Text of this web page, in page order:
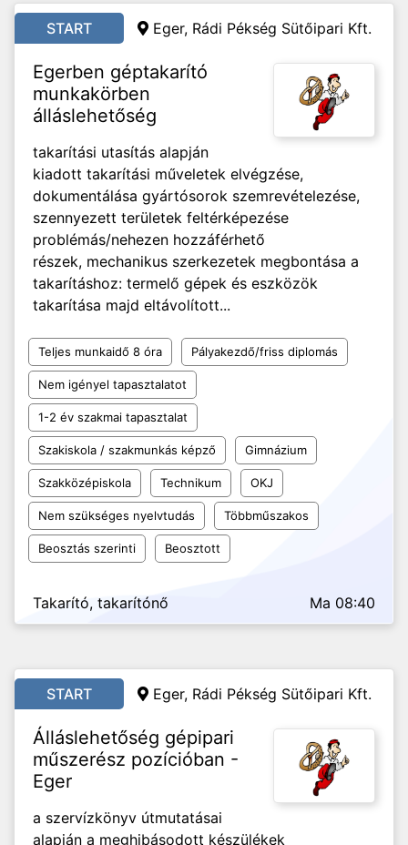
START Eger, Rádi Pékség Sütőipari Kft.
Egerben géptakarító
munkakörben
álláslehetőség
takarítási utasítás alapján
kiadott takarítási műveletek elvégzése,
dokumentálása gyártósorok szemrevételezése,
szennyezett területek feltérképezése
problémás/nehezen hozzáférhető
részek, mechanikus szerkezetek megbontása a
takarításhoz: termelő gépek és eszközök
takarítása majd eltávolított...
Teljes munkaidő 8 óra Pályakezdő/friss diplomás
Nem igényel tapasztalatot
1-2 év szakmai tapasztalat
Szakiskola / szakmunkás képző Gimnázium
Szakközépiskola Technikum OKJ
Nem szükséges nyelvtudás Többműszakos
Beosztás szerinti Beosztott
Takarító, takarítónő Ma 08:40
START Eger, Rádi Pékség Sütőipari Kft.
Álláslehetőség gépipari
műszerész pozícióban -
Eger
a szervízkönyv útmutatásai
alapján a meghibásodott készülékek